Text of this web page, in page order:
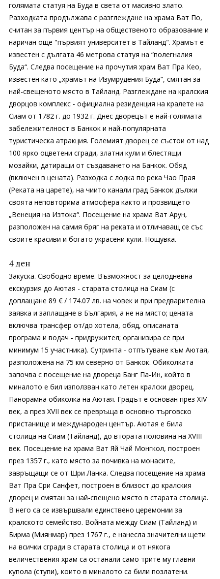
голямата статуя на Буда в света от масивно злато.
Разходката продължава с разглеждане на храма Ват По,
считан за първия център на общественото образование и
наричан още "първият университет в Тайланд". Храмът е
известен с дългата 46 метрова статуя на “полегналия
Буда“. Следва посещение на прочутия храм Ват Пра Кео,
известен като „храмът на Изумрудения Буда“, смятан за
най-свещеното място в Тайланд. Разглеждане на кралския
дворцов комплекс - официална резиденция на кралете на
Сиам от 1782 г. до 1932 г. Днес дворецът е най-голямата
забележителност в Банкок и най-популярната
туристическа атракция. Големият дворец се състои от над
100 ярко оцветени сгради, златни кули и блестящи
мозайки, датиращи от създаването на Банкок. Обяд
(включен в цената). Разходка с лодка по река Чао Прая
(Реката на царете), на чиито канали град Банкок дължи
своята неповторима атмосфера както и прозвището
„Венеция на Изтока“. Посещение на храма Ват Арун,
разположен на самия бряг на реката и отличаващ се със
своите красиви и богато украсени кули. Нощувка.
4 ден
Закуска. Свободно време. Възможност за целодневна
екскурзия до Аютая - старата столица на Сиам (с
доплащане 89 € / 174.07 лв. на човек и при предварителна
заявка и заплащане в България, а не на място; цената
включва трансфер от/до хотела, обяд, описаната
програма и водач - придружител; организира се при
минимум 15 участника). Сутринта - отпътуване към Аютая,
разположена на 75 км северно от Банкок. Обиколката
започва с посещение на двореца Банг Па-Ин, който в
миналото е бил използван като летен кралски дворец.
Панорамна обиколка на Аютая. Градът е основан през XIV
век, а през XVII век се превръща в основно търговско
пристанище и международен център. Аютая е била
столица на Сиам (Тайланд), до втората половина на XVIII
век. Посещение на храма Ват Яй Чай Монгкол, построен
през 1357 г., като място за почивка на монасите,
завръщащи се от Шри Ланка. Следва посещение на храма
Ват Пра Сри Санфет, построен в близост до кралския
дворец и смятан за най-свещено място в старата столица.
В него са се извършвали единствено церемонии за
кралското семейство. Войната между Сиам (Тайланд) и
Бирма (Миянмар) през 1767 г., е нанесла значителни щети
на всички сгради в старата столица и от някога
величествения храм са останали само трите му главни
купола (ступи), които в миналото са били позлатени.